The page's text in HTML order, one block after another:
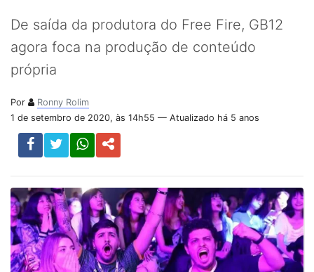
De saída da produtora do Free Fire, GB12
agora foca na produção de conteúdo
própria
Por
Ronny Rolim
1 de setembro de 2020, às 14h55 — Atualizado há 5 anos